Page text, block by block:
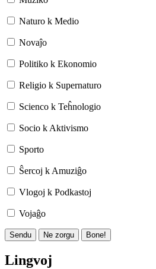
Naturo k Medio
Novaĵo
Politiko k Ekonomio
Religio k Supernaturo
Scienco k Teĥnologio
Socio k Aktivismo
Sporto
Ŝercoj k Amuziĝo
Vlogoj k Podkastoj
Vojaĝo
Sendu Ne zorgu Bone!
Lingvoj